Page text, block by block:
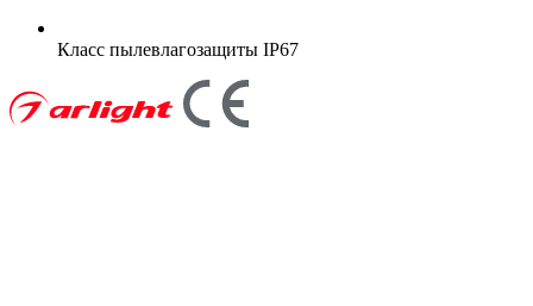
Класс пылевлагозащиты IP67